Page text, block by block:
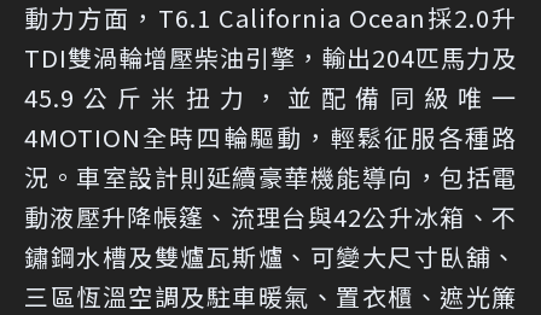
動力方面，T6.1 California Ocean採2.0升
TDI雙渦輪增壓柴油引擎，輸出204匹馬力及
45.9公斤米扭力，並配備同級唯一
4MOTION全時四輪驅動，輕鬆征服各種路
況。車室設計則延續豪華機能導向，包括電
動液壓升降帳篷、流理台與42公升冰箱、不
鏽鋼水槽及雙爐瓦斯爐、可變大尺寸臥舖、
三區恆溫空調及駐車暖氣、置衣櫃、遮光簾